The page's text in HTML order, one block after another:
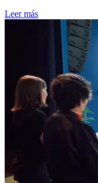
Leer más